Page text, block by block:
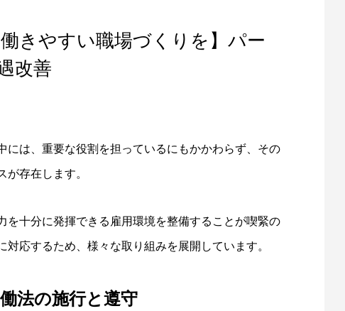
きやすい職場づくりを】パー
改善
には、重要な役割を担っているにもかかわらず、その
存在します。
を十分に発揮できる雇用環境を整備することが喫緊の
応するため、様々な取り組みを展開しています。
法の施行と遵守